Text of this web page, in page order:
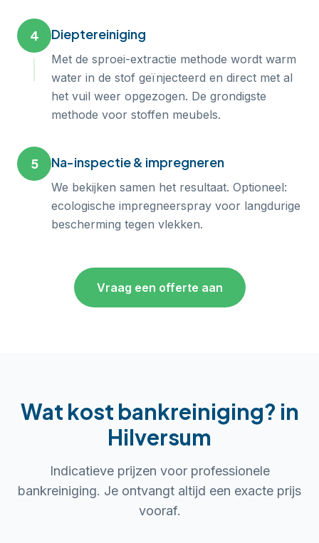
4 Dieptereiniging
Met de sproei-extractie methode wordt warm
water in de stof geïnjecteerd en direct met al
het vuil weer opgezogen. De grondigste
methode voor stoffen meubels.
5 Na-inspectie & impregneren
We bekijken samen het resultaat. Optioneel:
ecologische impregneerspray voor langdurige
bescherming tegen vlekken.
Vraag een offerte aan
Wat kost bankreiniging? in
Hilversum
Indicatieve prijzen voor professionele
bankreiniging. Je ontvangt altijd een exacte prijs
vooraf.